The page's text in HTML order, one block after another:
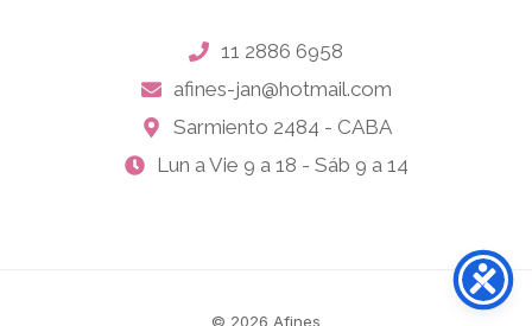
11 2886 6958
afines-jan@hotmail.com
Sarmiento 2484 - CABA
Lun a Vie 9 a 18 - Sáb 9 a 14
© 2026 Afines